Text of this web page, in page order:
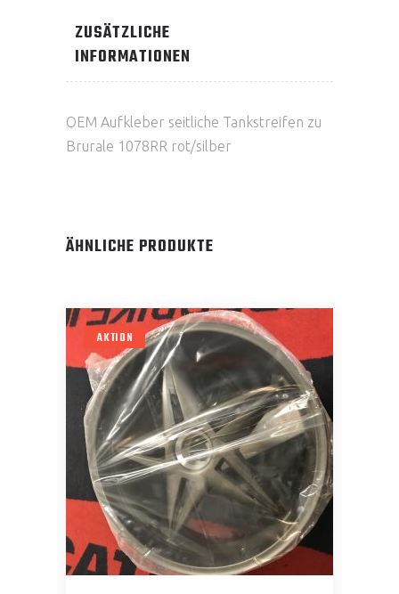
ZUSÄTZLICHE
INFORMATIONEN
OEM Aufkleber seitliche Tankstreifen zu
Brurale 1078RR rot/silber
ÄHNLICHE PRODUKTE
AKTION